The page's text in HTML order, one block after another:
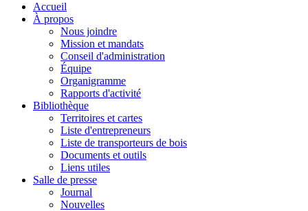
Accueil
À propos
Nous joindre
Mission et mandats
Conseil d'administration
Équipe
Organigramme
Rapports d'activité
Bibliothèque
Territoires et cartes
Liste d'entrepreneurs
Liste de transporteurs de bois
Documents et outils
Liens utiles
Salle de presse
Journal
Nouvelles